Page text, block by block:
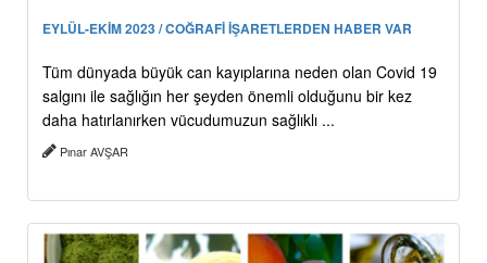
EYLÜL-EKİM 2023 / COĞRAFİ İŞARETLERDEN HABER VAR
Tüm dünyada büyük can kayıplarına neden olan Covid 19
salgını ile sağlığın her şeyden önemli olduğunu bir kez
daha hatırlanırken vücudumuzun sağlıklı ...
Pınar AVŞAR